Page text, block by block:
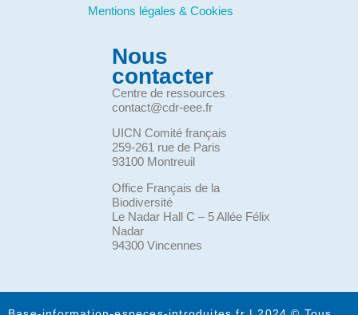
Mentions légales & Cookies
Nous
contacter
Centre de ressources
contact@cdr-eee.fr
UICN Comité français
259-261 rue de Paris
93100 Montreuil
Office Français de la
Biodiversité
Le Nadar Hall C – 5 Allée Félix
Nadar
94300 Vincennes